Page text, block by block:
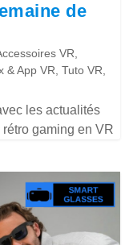
de
VR,
& App VR,Tuto VR,
les actualités
gaming en VR